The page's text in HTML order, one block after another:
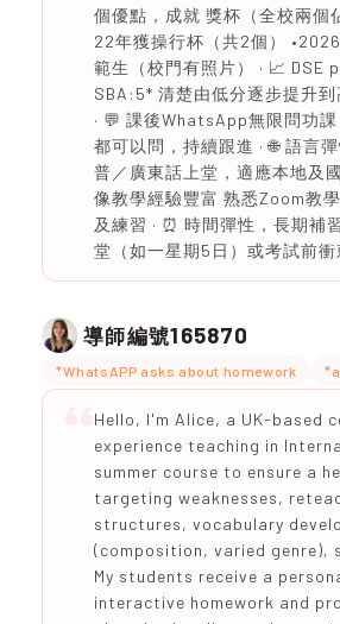
個優點，成就 獎杯（全校兩個
22年獲操行杯（共2個）
範生（校門有照片） · 📈 DSE
SBA:5* 清楚由低分逐步提升
· 💬 課後WhatsApp無限問功
都可以問，持續跟進 · 🌐 語言
普／廣東話上堂，適應本地及
像教學經驗豐富 熟悉Zoom教
及練習 · ⏰ 時間彈性，長期補
堂（如一星期5日）或考試前衝
導師編號165870
*WhatsAPP asks about homework
Hello, I'm Alice, a UK-based
experience teaching in
summer course to ensure a
targeting weaknesses,
structures, vocabulary
(composition, varied genre),
My students receive a
interactive homework and